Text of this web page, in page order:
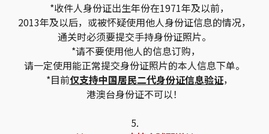
*收件人身份证出生年份在1971年及以前，
2013年及以后，或被怀疑使用他人身份证信息的情况，
通关时必须要提交手持身份证照片。
*请不要使用他人的信息订购，
请一定使用能正常提交身份证照片的本人信息下单。
*目前仅支持中国居民二代身份证信息验证，
港澳台身份证不可以！
5.